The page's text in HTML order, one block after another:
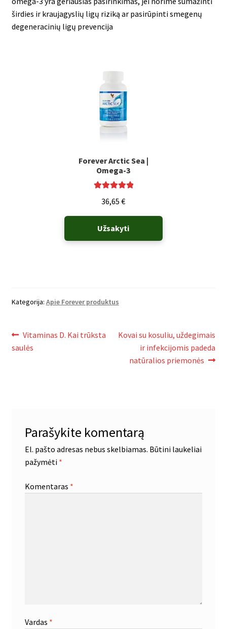
širdies ir kraujagyslių ligų riziką ar pasirūpinti smegenų
degeneracinių ligų prevencija
Forever Arctic Sea |
Omega-3
5.00
36,65€
Užsakyti
Kategorija: Apie Forever produktus
Navigacija
tarp
Ankstenis
įrašas:
Vitaminas D. Kai trūksta
saulės
Naujesnis
Kovai su kosuliu, uždegimais
ir infekcijomis padeda
natūralios priemonės
Parašykite komentarą
El. pašto adresas nebus skelbiamas. Būtini laukeliai
pažymėti *
Komentaras *
Vardas *